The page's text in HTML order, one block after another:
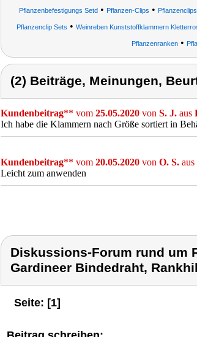
Pflanzenbefestigungs Setd• Pflanzen-Clips • Pflanzenclips
Pflanzenclip Sets • Weinreben Kunststoffklammern
Pflanzenranken •
(2) Beiträge, Meinungen,
Kundenbeitrag** vom 25.05.2020 von S. J. aus
Ich habe die Klammern nach Größe sortiert in
Kundenbeitrag** vom 20.05.2020 von O. S. aus
Leicht zum anwenden
Diskussions-Forum rund um
Gardineer Bindedraht,
Seite: [1]